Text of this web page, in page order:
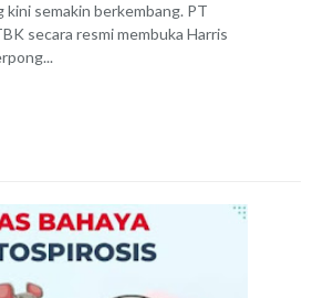
semakin berkembang. PT
secara resmi membuka Harris